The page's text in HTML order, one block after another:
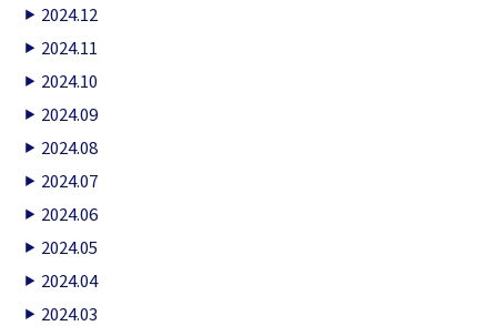
2024.12
2024.11
2024.10
2024.09
2024.08
2024.07
2024.06
2024.05
2024.04
2024.03